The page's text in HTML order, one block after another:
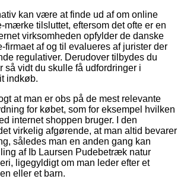
kan være at finde ud af om online
mærke tilsluttet, eftersom det ofte er en
virksomheden opfylder de danske
firmaet af og til evalueres af jurister der
regulativer. Derudover tilbydes du
så vidt du skulle få udfordringer i
indkøb.
at man er obs på de mest relevante
for købet, som for eksempel hvilken
internet shoppen bruger. I den
virkelig afgørende, at man altid bevarer
således man en anden gang kan
af Ib Laursen Pudebetræk natur
ligegyldigt om man leder efter et
eller et barn.